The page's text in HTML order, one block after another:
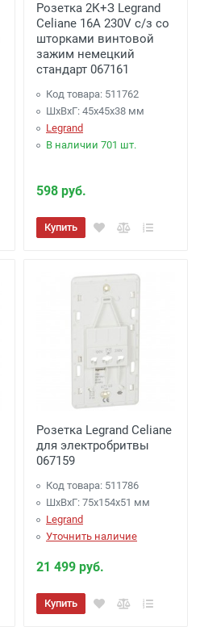
Розетка 2К+З Legrand
Celiane 16A 230V с/з со
шторками винтовой
зажим немецкий
стандарт 067161
Код товара: 511762
ШхВхГ: 45x45x38 мм
Legrand
В наличии 701 шт.
598 руб.
Купить
Розетка Legrand Celiane
для электробритвы
067159
Код товара: 511786
ШхВхГ: 75x154x51 мм
Legrand
Уточнить наличие
21 499 руб.
Купить